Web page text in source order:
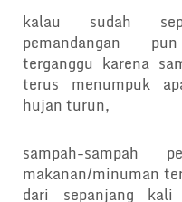
kalau sudah
pemandangan
terganggu karena
terus menumpuk
hujan turun,
sampah-sampah
makanan/minuman
dari sepanjang